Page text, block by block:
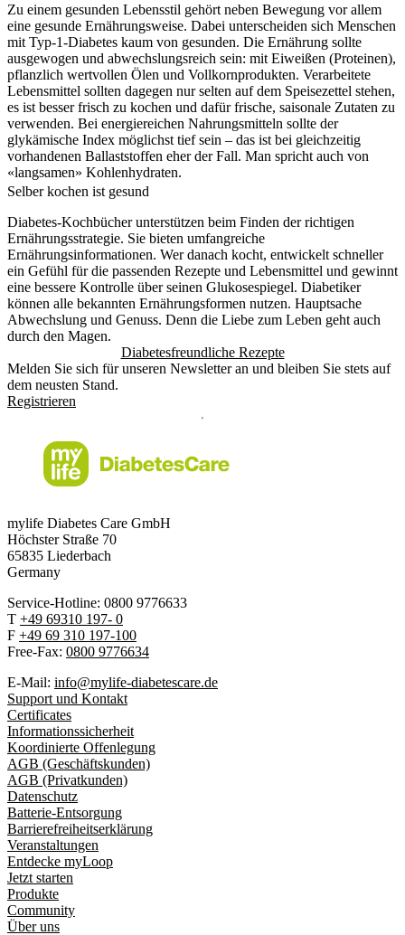
Zu einem gesunden Lebensstil gehört neben Bewegung vor allem
eine gesunde Ernährungsweise. Dabei unterscheiden sich Menschen
mit Typ-1-Diabetes kaum von gesunden. Die Ernährung sollte
ausgewogen und abwechslungsreich sein: mit Eiweißen (Proteinen),
pflanzlich wertvollen Ölen und Vollkornprodukten. Verarbeitete
Lebensmittel sollten dagegen nur selten auf dem Speisezettel stehen,
es ist besser frisch zu kochen und dafür frische, saisonale Zutaten zu
verwenden. Bei energiereichen Nahrungsmitteln sollte der
glykämische Index möglichst tief sein – das ist bei gleichzeitig
vorhandenen Ballaststoffen eher der Fall. Man spricht auch von
«langsamen» Kohlenhydraten.
Selber kochen ist gesund
Diabetes-Kochbücher unterstützen beim Finden der richtigen
Ernährungsstrategie. Sie bieten umfangreiche
Ernährungsinformationen. Wer danach kocht, entwickelt schneller
ein Gefühl für die passenden Rezepte und Lebensmittel und gewinnt
eine bessere Kontrolle über seinen Glukosespiegel. Diabetiker
können alle bekannten Ernährungsformen nutzen. Hauptsache
Abwechslung und Genuss. Denn die Liebe zum Leben geht auch
durch den Magen.
Diabetesfreundliche Rezepte
Melden Sie sich für unseren Newsletter an und bleiben Sie stets auf
dem neusten Stand.
Registrieren
mylife Diabetes Care GmbH
Höchster Straße 70
65835 Liederbach
Germany
Service-Hotline: 0800 9776633
T +49 69310 197- 0
F +49 69 310 197-100
Free-Fax: 0800 9776634
E-Mail: info@mylife-diabetescare.de
Support und Kontakt
Certificates
Informationssicherheit
Koordinierte Offenlegung
AGB (Geschäftskunden)
AGB (Privatkunden)
Datenschutz
Batterie-Entsorgung
Barrierefreiheitserklärung
Veranstaltungen
Entdecke myLoop
Jetzt starten
Produkte
Community
Über uns